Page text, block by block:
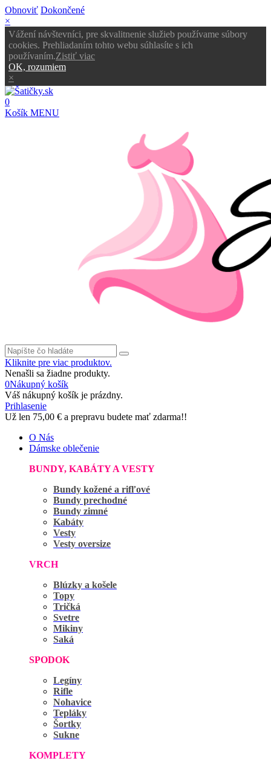
Obnoviť Dokončené
×
Vážení návštevníci, pre skvalitnenie služieb používame súbory
cookies. Prehliadaním tohto webu súhlasíte s ich
používaním.Zistiť viac
OK, rozumiem
×
0
Košík MENU
Kliknite pre viac produktov.
Nenašli sa žiadne produkty.
0Nákupný košík
Váš nákupný košík je prázdny.
Prihlasenie
Už len 75,00 € a prepravu budete mať zdarma!!
O Nás
Dámske oblečenie
BUNDY, KABÁTY A VESTY
Bundy kožené a rifľové
Bundy prechodné
Bundy zimné
Kabáty
Vesty
Vesty oversize
VRCH
Blúzky a košele
Topy
Tričká
Svetre
Mikiny
Saká
SPODOK
Legíny
Rifle
Nohavice
Tepláky
Šortky
Sukne
KOMPLETY